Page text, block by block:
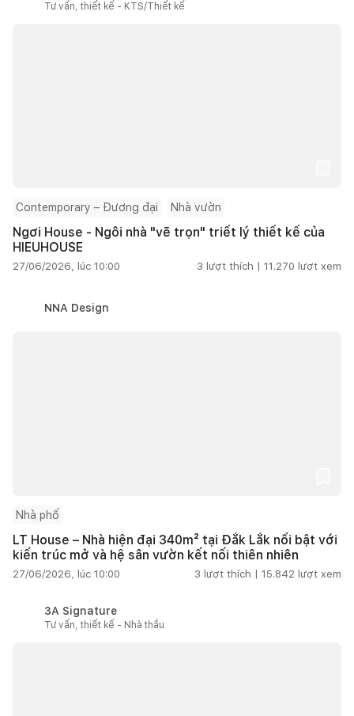
Tư vấn, thiết kế - KTS/Thiết kế
Contemporary – Đương đại Nhà vườn
Ngơi House - Ngôi nhà "vẽ trọn" triết lý thiết kế của
HIEUHOUSE
27/06/2026, lúc 10:00 3 lượt thích | 11.270 lượt xem
NNA Design
Nhà phố
LT House – Nhà hiện đại 340m² tại Đắk Lắk nổi bật với
kiến trúc mở và hệ sân vườn kết nối thiên nhiên
27/06/2026, lúc 10:00 3 lượt thích | 15.842 lượt xem
3A Signature
Tư vấn, thiết kế - Nhà thầu